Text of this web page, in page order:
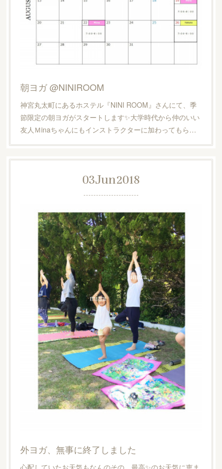
朝ヨガ @NINIROOM
神宮丸太町にあるホステル『NINI ROOM』さんにて、季
節限定の朝ヨガがスタートします✨大学時代から仲のいい
友人Ｍinaちゃんにもインストラクターに加わってもら…
03Jun2018
外ヨガ、無事に終了しました